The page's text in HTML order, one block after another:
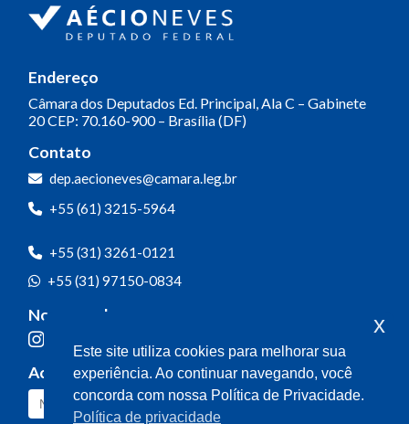
Endereço
Câmara dos Deputados Ed. Principal, Ala C – Gabinete
20CEP: 70.160-900 – Brasília (DF)
Contato
dep.aecioneves@camara.leg.br
+55 (61) 3215-5964
+55 (31) 3261-0121
+55 (31) 97150-0834
Nossas redes
Acompanhe o meu mandato
Este site utiliza cookies para melhorar sua
experiência. Ao continuar navegando, você
concorda com nossa Política de Privacidade.
Política de privacidade
x